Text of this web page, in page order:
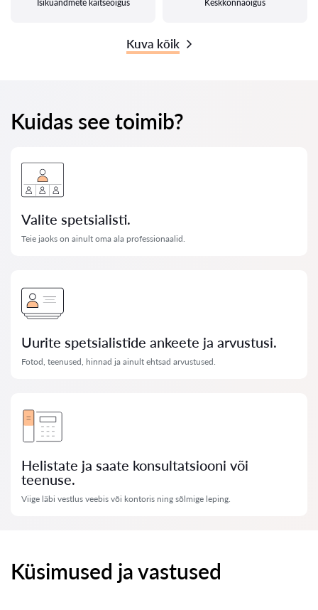
Isikuandmete kaitseõigus Keskkonnaõigus
Kuva kõik
Kuidas see toimib?
Valite spetsialisti.
Teie jaoks on ainult oma ala professionaalid.
Uurite spetsialistide ankeete ja arvustusi.
Fotod, teenused, hinnad ja ainult ehtsad arvustused.
Helistate ja saate konsultatsiooni või
teenuse.
Viige läbi vestlus veebis või kontoris ning sõlmige leping.
Küsimused ja vastused